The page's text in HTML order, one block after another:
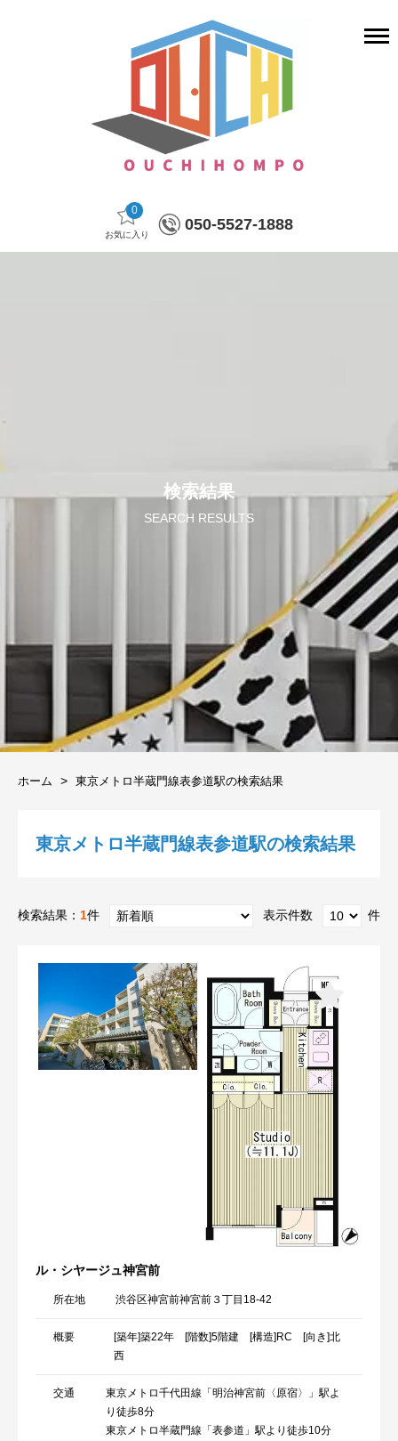
0
お気に入り
050-5527-1888
検索結果
SEARCH RESULTS
ホーム 東京メトロ半蔵門線表参道駅の検索結果
東京メトロ半蔵門線表参道駅の検索結果
検索結果： 1件 表示件数 件
ル・シヤージュ神宮前
所在地 渋谷区神宮前神宮前３丁目18-42
概要
[築年]築22年 [階数]5階建 [構造]RC [向き]北
西
交通
東京メトロ千代田線「明治神宮前〈原宿〉」駅よ
り徒歩8分
東京メトロ半蔵門線「表参道」駅より徒歩10分